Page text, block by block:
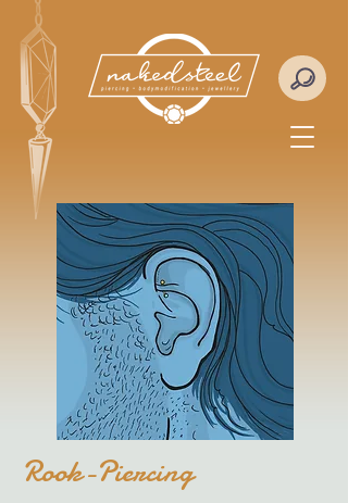
Rook-Piercing